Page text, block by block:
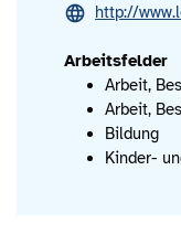
http://
Arbeitsfelder
Arbeit,
Arbeit,
Bildung
Kinder-